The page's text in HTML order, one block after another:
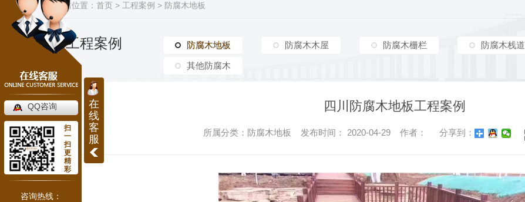
当前位置： 首页 > 工程案例 > 防腐木地板
工程案例 防腐木地板
防腐木地板 防腐木木屋 防腐木栅栏 防腐木栈道
其他防腐木
四川防腐木地板工程案例
所属分类：防腐木地板 发布时间： 2020-04-29 作者： 分享到：
在
线
客
服
QQ咨询
扫
一
扫
更
精
彩
咨询热线：